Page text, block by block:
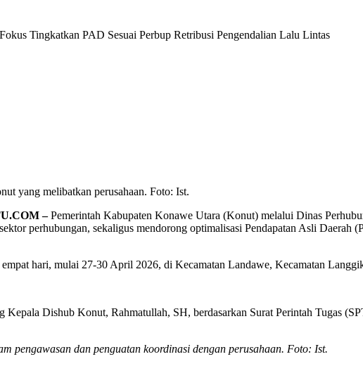
Tingkatkan PAD Sesuai Perbup Retribusi Pengendalian Lalu Lintas
yang melibatkan perusahaan. Foto: Ist.
–Pemerintah Kabupaten Konawe Utara (Konut) melalui Dinas
perhubungan, sekaligus mendorong optimalisasi Pendapatan Asli
empat hari, mulai 27-30 April 2026, di Kecamatan Landawe, Kecamatan
Kepala Dishub Konut, Rahmatullah, SH, berdasarkan Surat Perintah Tugas
pengawasan dan penguatan koordinasi dengan perusahaan. Foto: Ist.